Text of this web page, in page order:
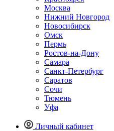
Москва
Нижний Новгород
Новосибирск
Омск
Пермь
Ростов-на-Дону
Самара
Санкт-Петербург
Саратов
Сочи
Тюмень
Уфа
Личный кабинет